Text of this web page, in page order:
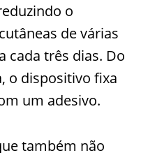
o
de várias
cada três dias. Do
o dispositivo fixa
um adesivo.
também não